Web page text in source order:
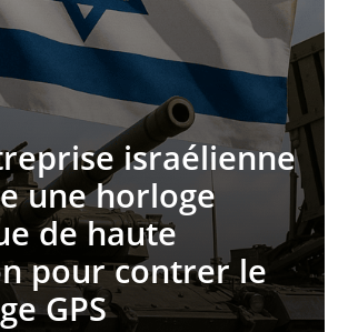
israélienne
une horloge
de haute
pour contrer le
GPS